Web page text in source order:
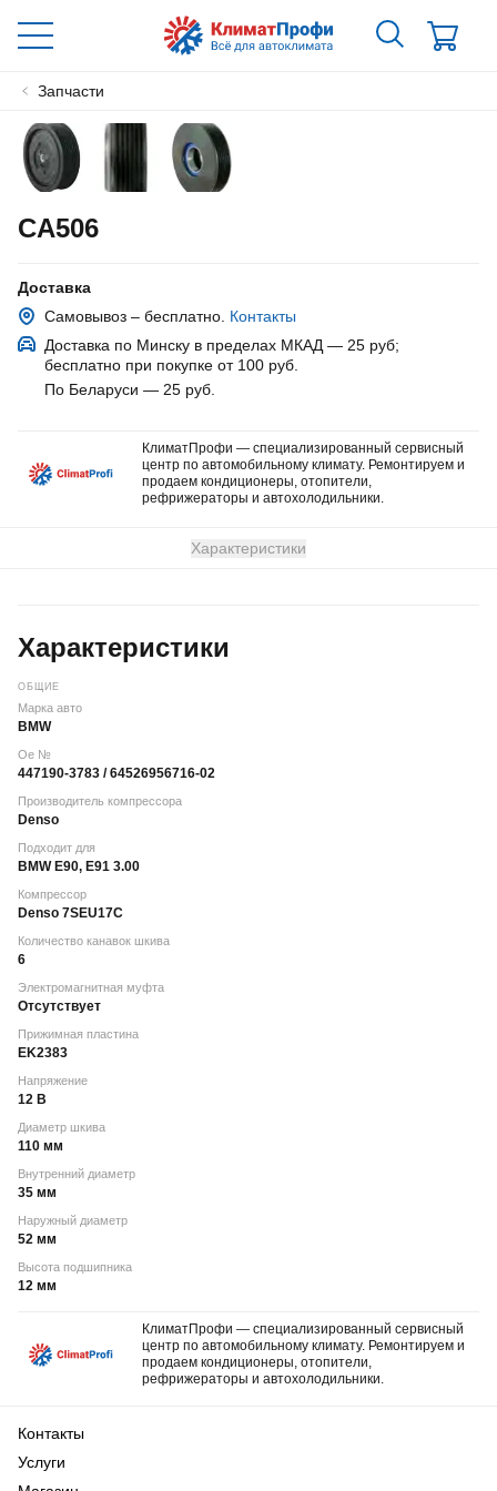
Запчасти
CA506
Доставка
Самовывоз – бесплатно. Контакты
Доставка по Минску в пределах МКАД — 25 руб;
бесплатно при покупке от 100 руб.
По Беларуси — 25 руб
КлиматПрофи — специализированный сервисный
центр по автомобильному климату. Ремонтируем и
продаем кондиционеры, отопители,
рефрижераторы и автохолодильники.
Характеристики
Характеристики
ОБЩИЕ
Марка авто
BMW
Oe №
447190-3783 / 64526956716-02
Производитель компрессора
Denso
Подходит для
BMW E90, E91 3.00
Компрессор
Denso 7SEU17C
Количество канавок шкива
6
Электромагнитная муфта
Отсутствует
Прижимная пластина
EK2383
Напряжение
12 В
Диаметр шкива
110 мм
Внутренний диаметр
35 мм
Наружный диаметр
52 мм
Высота подшипника
12 мм
КлиматПрофи — специализированный сервисный
центр по автомобильному климату. Ремонтируем и
продаем кондиционеры, отопители,
рефрижераторы и автохолодильники.
Контакты
Услуги